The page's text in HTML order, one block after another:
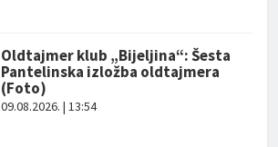
Oldtajmer klub „Bijeljina“: Šesta
Pantelinska izložba oldtajmera
(Foto)
09.08.2026. | 13:54